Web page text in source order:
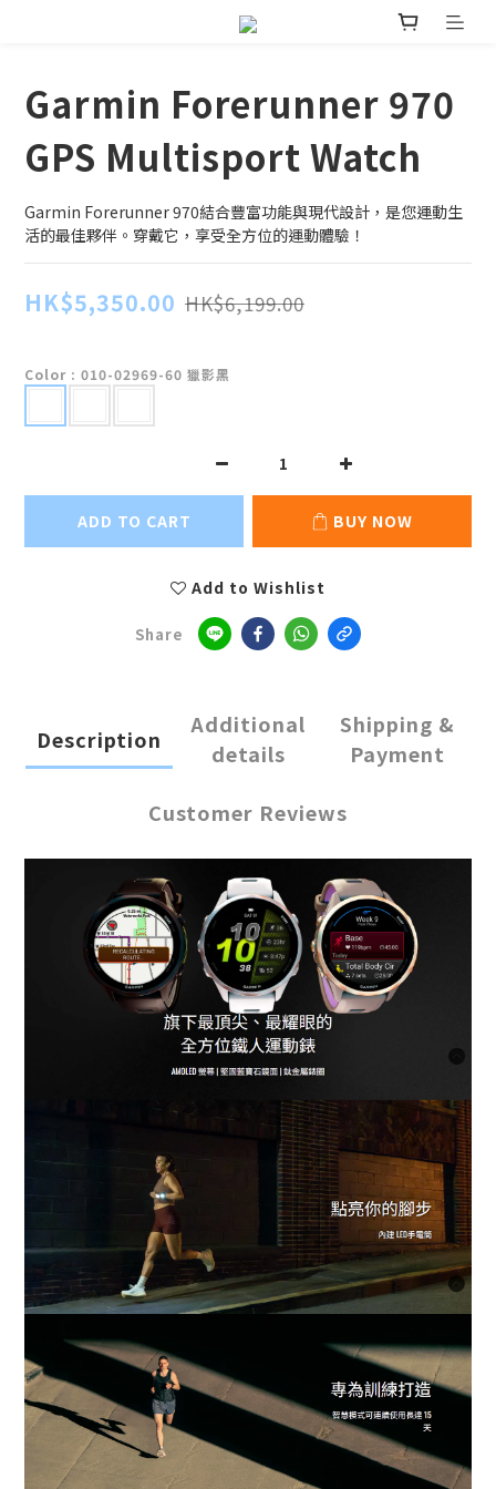
Garmin Forerunner 970
GPS Multisport Watch
Garmin Forerunner 970結合豐富功能與現代設計，是您運動生
活的最佳夥伴。穿戴它，享受全方位的運動體驗！
HK$5,350.00 HK$6,199.00
Color : 010-02969-60 獵影黑
ADD TO CART BUY NOW
Add to Wishlist
Share
Description
Additional
details
Shipping &
Payment
Customer Reviews